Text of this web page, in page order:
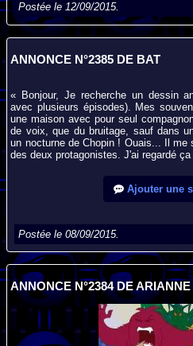
Postée le 12/09/2015.
ANNONCE N°2385 DE BAT
« Bonjour, Je recherche un dessin
avec plusieurs épisodes). Mes
une maison avec pour seul
de voix, que du bruitage, sauf dans
un nocturne de Chopin ! Ouais... Il
des deux protagonistes. J'ai regardé
Ajouter une
Postée le 08/09/2015.
ANNONCE N°2384 DE ARIANNE